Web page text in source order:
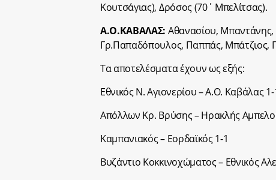
Κουτσάγιας), Δρόσος (70΄ Μπελίτσας).
A.O.ΚΑΒΑΛΑΣ: Αθανασίου, Μπαντάνης,
Γρ.Παπαδόπουλος, Παππάς, Μπάτζιος,
Τα αποτελέσματα έχουν ως εξής:
Εθνικός Ν. Αγιονερίου – Α.Ο. Καβάλας 1-
Απόλλων Κρ. Βρύσης – Ηρακλής
Καμπανιακός – Εορδαϊκός 1-1
Βυζάντιο Κοκκινοχώματος – Εθνικός